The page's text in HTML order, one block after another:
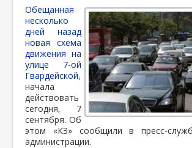
Обещанная
несколько
дней назад
новая схема
движения на
улице 7-ой
Гвардейской,
начала
действовать
сегодня, 7
сентября. Об
этом «КЗ» сообщили в пресс-
администрации.